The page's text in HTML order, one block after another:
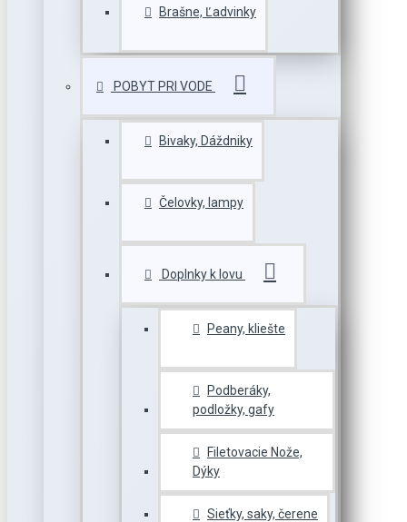
Brašne, Ľadvinky
POBYT PRI VODE
Bivaky, Dáždniky
Čelovky, lampy
Doplnky k lovu
Peany, kliešte
Podberáky,
podložky, gafy
Filetovacie Nože,
Dýky
Sieťky, saky, čerene